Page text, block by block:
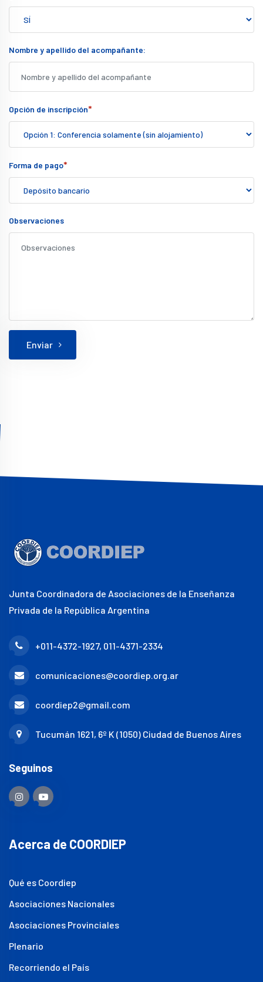
Nombre y apellido del acompañante:
Opción de inscripción*
Forma de pago*
Observaciones
Enviar
Junta Coordinadora de Asociaciones de la Enseñanza
Privada de la República Argentina
+011-4372-1927, 011-4371-2334
comunicaciones@coordiep.org.ar
coordiep2@gmail.com
Tucumán 1621, 6º K (1050) Ciudad de Buenos Aires
Seguinos
Acerca de COORDIEP
Qué es Coordiep
Asociaciones Nacionales
Asociaciones Provinciales
Plenario
Recorriendo el País